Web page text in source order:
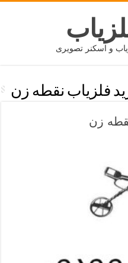
و اسکنر تصویری
فلزیاب نقطه زن
زن